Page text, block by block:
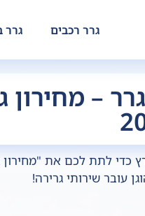
גרר רכבים גרר
– מחירון
הארץ כדי לתת לכם את
עובר שירותי גרירה!